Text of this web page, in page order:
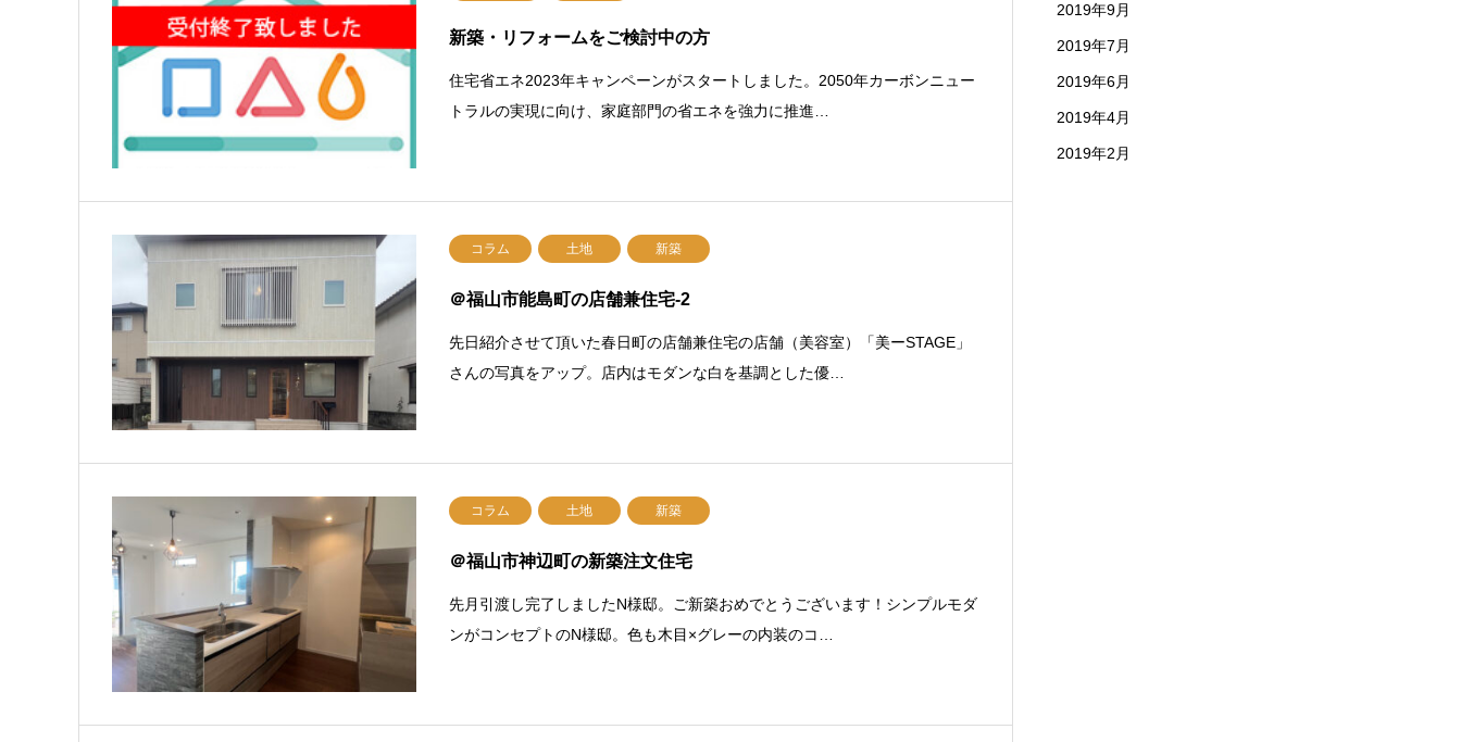
新築・リフォームをご検討中の方
住宅省エネ2023年キャンペーンがスタートしました。2050年カーボンニュー
トラルの実現に向け、家庭部門の省エネを強力に推進…
コラム 土地 新築
＠福山市能島町の店舗兼住宅-2
先日紹介させて頂いた春日町の店舗兼住宅の店舗（美容室）「美ーSTAGE」
さんの写真をアップ。店内はモダンな白を基調とした優…
コラム 土地 新築
＠福山市神辺町の新築注文住宅
先月引渡し完了しましたN様邸。ご新築おめでとうございます！シンプルモダ
ンがコンセプトのN様邸。色も木目×グレーの内装のコ…
2019年9月
2019年7月
2019年6月
2019年4月
2019年2月